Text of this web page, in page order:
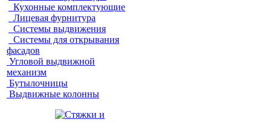
Кухонные комплектующие
Лицевая фурнитура
Системы выдвижения
Системы для открывания
фасадов
Угловой выдвижной
механизм
Бутылочницы
Выдвижные колонны